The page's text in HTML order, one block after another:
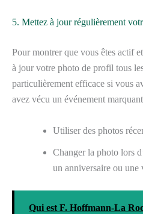
5. Mettez à jour régulièrement
Pour montrer que vous êtes actif
à jour votre photo de profil tous
particulièrement efficace si vous
avez vécu un événement
Utiliser des photos
Changer la photo lors
un anniversaire ou une
Qui est F. Hoffmann-La